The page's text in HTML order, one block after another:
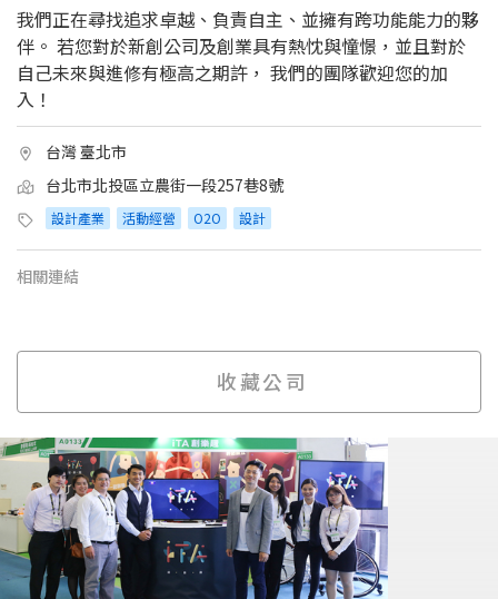
我們正在尋找追求卓越、負責自主、並擁有跨功能能力的夥
伴。 若您對於新創公司及創業具有熱忱與憧憬，並且對於
自己未來與進修有極高之期許， 我們的團隊歡迎您的加
入！
台灣 臺北市
台北市北投區立農街一段257巷8號
設計產業 活動經營 O2O 設計
相關連結
收藏公司